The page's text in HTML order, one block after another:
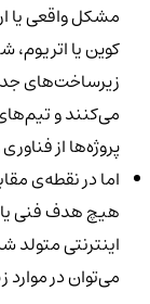
مشکل واقعی یا
کوین یا
زیرساخت‌های
می‌کنند و
پروژه‌ها از
اما در نقطه‌ی
هیچ هدف فنی یا
اینترنتی متولد
می‌توان در موارد